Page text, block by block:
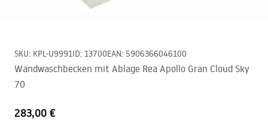
SKU: KPL-U9991ID: 13700EAN: 5906366046100
Wandwaschbecken mit Ablage Rea Apollo Gran Cloud Sky
70
283,00 €